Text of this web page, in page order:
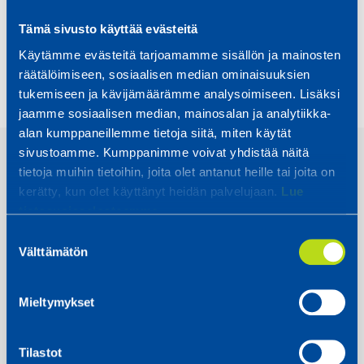
Tämä sivusto käyttää evästeitä
Käytämme evästeitä tarjoamamme sisällön ja mainosten
räätälöimiseen, sosiaalisen median ominaisuuksien
tukemiseen ja kävijämäärämme analysoimiseen. Lisäksi
jaamme sosiaalisen median, mainosalan ja analytiikka-
alan kumppaneillemme tietoja siitä, miten käytät
sivustoamme. Kumppanimme voivat yhdistää näitä
tietoja muihin tietoihin, joita olet antanut heille tai joita on
kerätty, kun olet käyttänyt heidän palvelujaan. Lue
tietosuojaselosteemme.
valinta
Välttämätön
Mieltymykset
Tilastot
Our Mission
exercitation ullamco laboris nisi ut aliquip ex ea